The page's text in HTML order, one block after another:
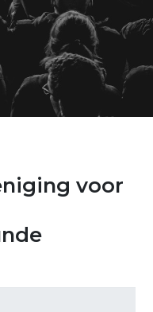
voor